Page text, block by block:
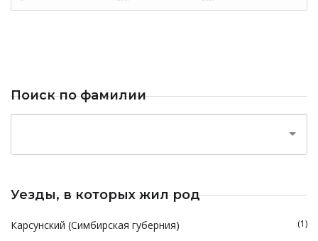
Поиск по фамилии
Уезды, в которых жил род
Карсунский (Симбирская губерния) (1)